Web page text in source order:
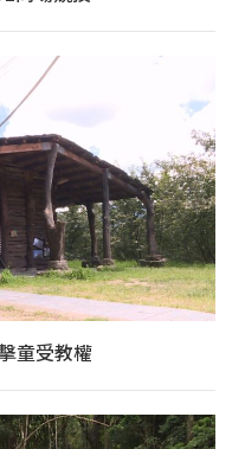
童受教權